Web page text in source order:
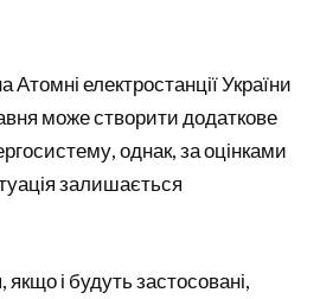
Атомні електростанції України
може створити додаткове
однак, за оцінками
залишається
і будуть застосовані,